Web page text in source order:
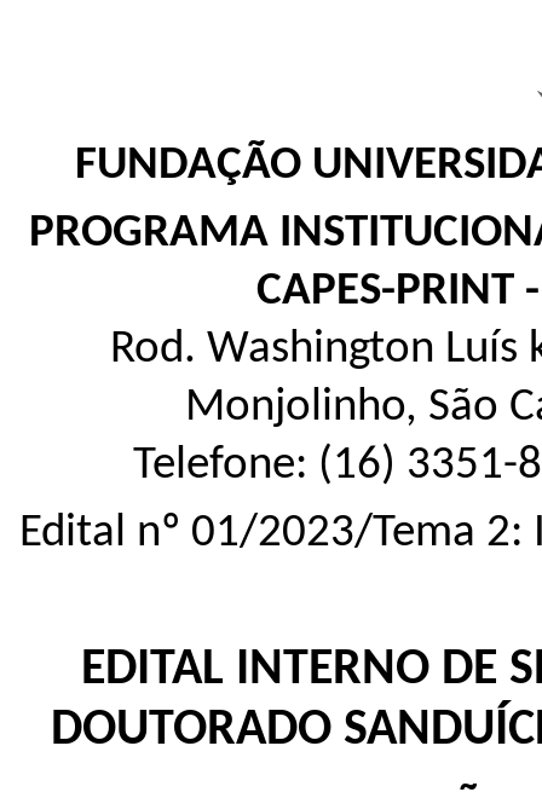
FUNDAÇÃO
PROGRAMA
CAPES-
Rod. Washington Luís
Monjolinho, São
Telefone: (16)
Edital nº 01/2023/Tema 2:
EDITAL INTERNO DE
DOUTORADO